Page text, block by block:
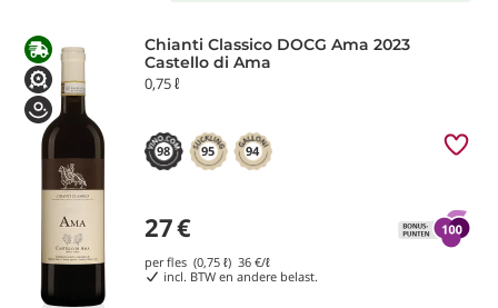
Chianti Classico DOCG Ama 2023
Castello di Ama
0,75 ℓ
98 95 94
27€
per fles (0,75 ℓ) 36 €/ℓ
incl. BTW en andere belast.